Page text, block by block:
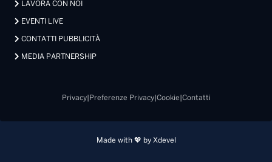
LAVORA CON NOI
EVENTI LIVE
CONTATTI PUBBLICITÀ
MEDIA PARTNERSHIP
Privacy| Preferenze Privacy| Cookie Contatti
Made with 💖 by Xdevel